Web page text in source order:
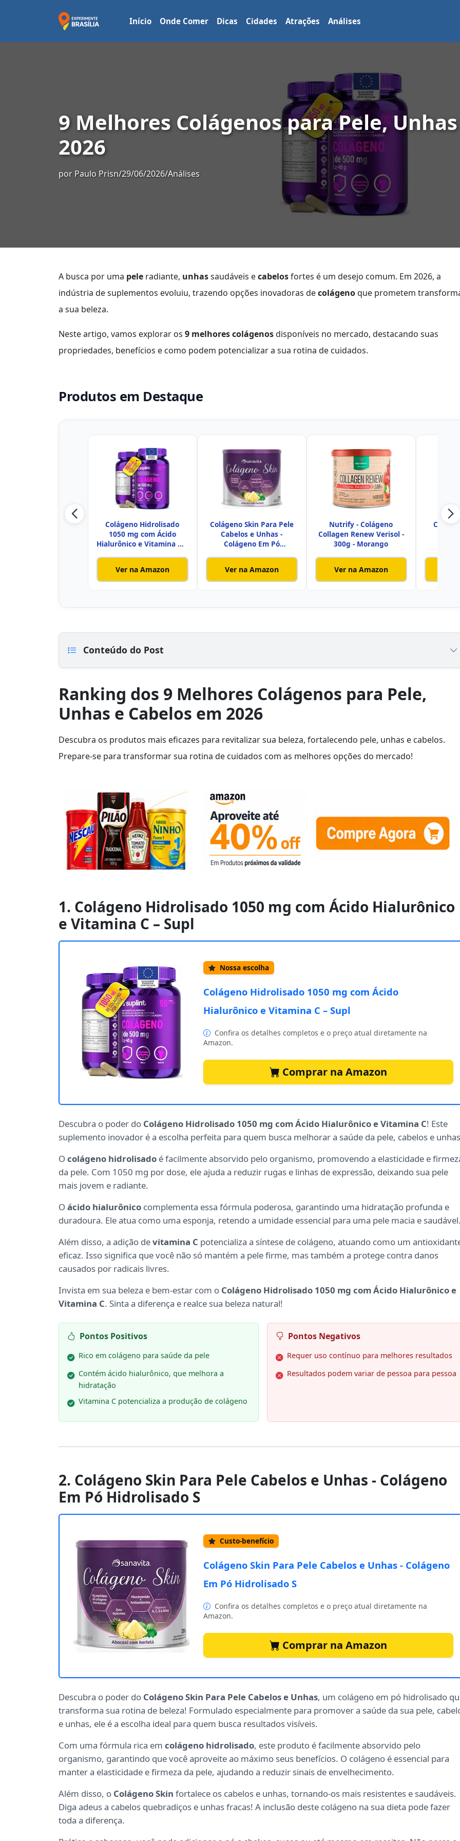
Início Onde Comer Dicas Cidades Atrações Análises
9 Melhores Colágenos para Pele,
2026
por Paulo Prisn/29/06/2026/Análises
A busca por uma pele radiante, unhassaudáveis ecabelosfortes é um desejo comum. Em 2026, a
indústria de suplementos evoluiu, trazendo opções inovadoras decolágenoque prometem
a sua beleza.
Neste artigo, vamos explorar os 9 melhores colágenosdisponíveis no mercado, destacando suas
propriedades, benefícios e como podem potencializar a sua rotina de cuidados.
Produtos em Destaque
Colágeno Hidrolisado
1050 mg com Ácido
Hialurônico e Vitamina C –
Ver na Amazon
Colágeno Skin Para Pele
Cabelos e Unhas -
Colágeno Em Pó
Ver na Amazon
Nutrify - Colágeno
Collagen Renew Verisol -
300g - Morango
Ver na Amazon
Conteúdo do Post
Ranking dos 9 Melhores Colágenos para Pele,
Unhas e Cabelos em 2026
Descubra os produtos mais eficazes para revitalizar sua beleza, fortalecendo pele, unhas e cabelos.
Prepare-se para transformar sua rotina de cuidados com as melhores opções do mercado!
1. Colágeno Hidrolisado 1050 mg com Ácido Hialurônico
e Vitamina C – Supl
Nossa escolha
Colágeno Hidrolisado 1050 mg com Ácido
Hialurônico e Vitamina C – Supl
Confira os detalhes completos e o preço atual diretamente na
Amazon.
Comprar na Amazon
Descubra o poder do Colágeno Hidrolisado 1050 mg com Ácido Hialurônico e Vitamina C! Este
suplemento inovador é a escolha perfeita para quem busca melhorar a saúde da pele, cabelos e
O colágeno hidrolisado é facilmente absorvido pelo organismo, promovendo a elasticidade e
da pele. Com 1050 mg por dose, ele ajuda a reduzir rugas e linhas de expressão, deixando sua pele
mais jovem e radiante.
O ácido hialurônico complementa essa fórmula poderosa, garantindo uma hidratação profunda e
duradoura. Ele atua como uma esponja, retendo a umidade essencial para uma pele macia e
Além disso, a adição devitamina C potencializa a síntese de colágeno, atuando como um
eficaz. Isso significa que você não só mantém a pele firme, mas também a protege contra danos
causados por radicais livres.
Invista em sua beleza e bem-estar com o Colágeno Hidrolisado 1050 mg com Ácido Hialurônico e
Vitamina C. Sinta a diferença e realce sua beleza natural!
Pontos Positivos
Rico em colágeno para saúde da pele
Contém ácido hialurônico, que melhora a
hidratação
Vitamina C potencializa a produção de colágeno
Pontos Negativos
Requer uso contínuo para melhores resultados
Resultados podem variar de pessoa para pessoa
2. Colágeno Skin Para Pele Cabelos e Unhas - Colágeno
Em Pó Hidrolisado S
Custo-benefício
Colágeno Skin Para Pele Cabelos e Unhas - Colágeno
Em Pó Hidrolisado S
Confira os detalhes completos e o preço atual diretamente na
Amazon.
Comprar na Amazon
Descubra o poder do Colágeno Skin Para Pele Cabelos e Unhas, um colágeno em pó hidrolisado
transforma sua rotina de beleza! Formulado especialmente para promover a saúde da sua pele,
e unhas, ele é a escolha ideal para quem busca resultados visíveis.
Com uma fórmula rica em colágeno hidrolisado, este produto é facilmente absorvido pelo
organismo, garantindo que você aproveite ao máximo seus benefícios. O colágeno é essencial para
manter a elasticidade e firmeza da pele, ajudando a reduzir sinais de envelhecimento.
Além disso, o Colágeno Skin fortalece os cabelos e unhas, tornando-os mais resistentes e saudáveis.
Diga adeus a cabelos quebradiços e unhas fracas! A inclusão deste colágeno na sua dieta pode fazer
toda a diferença.